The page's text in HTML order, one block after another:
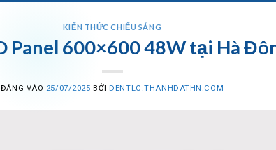
KIẾN THỨC CHIẾU SÁNG
Panel 600×600 48W tại Hà
ĐĂNG VÀO 25/07/2025 BỞI DENTLC.THANHDATHN.COM